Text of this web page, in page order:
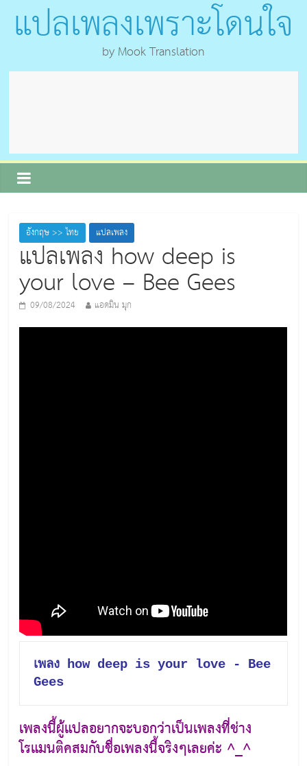
แปลเพลงเพราะโดนใจ
by Mook Translation
อังกฤษ >> ไทย แปลเพลง
แปลเพลง how deep is
your love – Bee Gees
09/08/2024 แอดมิน มุก
เพลง how deep is your love - Bee
Gees
เพลงนี้ผู้แปลอยากจะบอกว่าเป็นเพลงที่ช่าง
โรแมนติคสมกับชื่อเพลงนี้จริงๆเลยค่ะ ^_^